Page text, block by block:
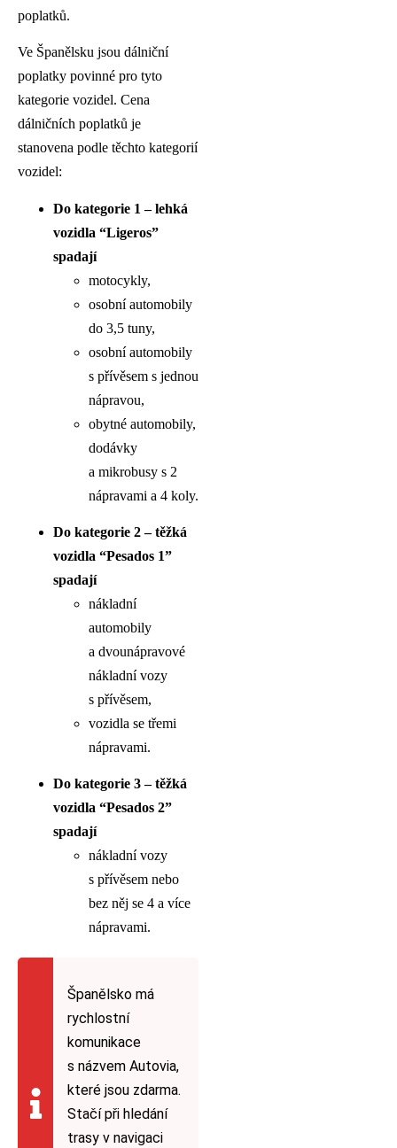
poplatků.
Ve Španělsku jsou dálniční
poplatky povinné pro tyto
kategorie vozidel. Cena
dálničních poplatků je
stanovena podle těchto kategorií
vozidel:
Do kategorie 1 – lehká
vozidla “Ligeros”
spadají
motocykly,
osobní automobily
do 3,5 tuny,
osobní automobily
s přívěsem s jednou
nápravou,
obytné automobily,
dodávky
a mikrobusy s 2
nápravami a 4 koly.
Do kategorie 2 – těžká
vozidla “Pesados 1”
spadají
nákladní
automobily
a dvounápravové
nákladní vozy
s přívěsem,
vozidla se třemi
nápravami.
Do kategorie 3 – těžká
vozidla “Pesados 2”
spadají
nákladní vozy
s přívěsem nebo
bez něj se 4 a více
nápravami.
Španělsko má
rychlostní
komunikace
s názvem Autovia,
které jsou zdarma.
Stačí při hledání
trasy v navigaci